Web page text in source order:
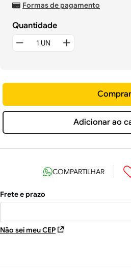
Formas de pagamento
Quantidade
Adicionar ao
Comprar
Não sei meu CEP